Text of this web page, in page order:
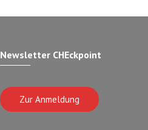
Newsletter CHEckpoint
Zur Anmeldung